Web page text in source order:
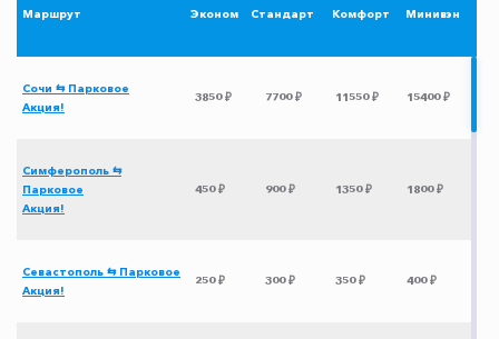
Маршрут Эконом Стандарт Комфорт Минивэн
Сочи ⇆ Парковое
Акция!
3850 ₽ 7700 ₽ 11550 ₽ 15400 ₽
Симферополь ⇆
Парковое
Акция!
450 ₽ 900 ₽ 1350 ₽ 1800 ₽
Севастополь ⇆ Парковое
Акция!
250 ₽ 300 ₽ 350 ₽ 400 ₽